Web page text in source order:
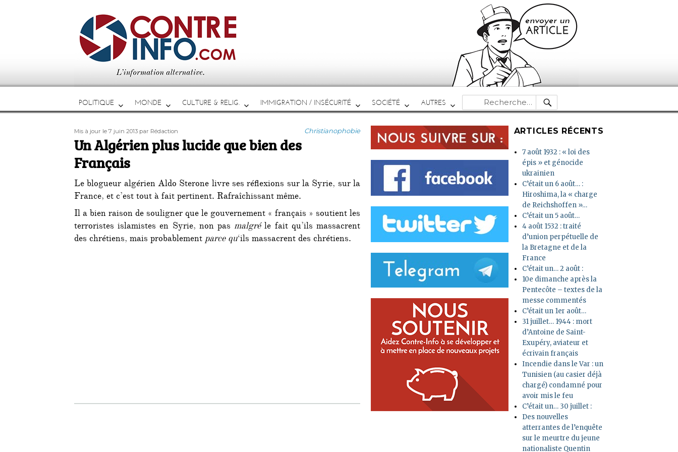
POLITIQUE MONDE CULTURE & RELIG. IMMIGRATION / INSÉCURITÉ SOCIÉTÉ AUTRES
Recherche
pour :
RECHERCHE
Publié
le
Mis à jour le 7 juin 2013 Auteur
par Rédaction Catégories
Christianophobie
Un Algérien plus lucide que bien des
Français
Le blogueur algérien Aldo Sterone livre ses réflexions sur la Syrie, sur la
France, et c’est tout à fait pertinent. Rafraîchissant même.
Il a bien raison de souligner que le gouvernement « français » soutient les
terroristes islamistes en Syrie, non pasmalgréle fait qu’ils massacrent
des chrétiens, mais probablementparce qu‘ils massacrent des chrétiens.
ARTICLES RÉCENTS
7 août 1932 : « loi des
épis » et génocide
ukrainien
C’était un 6 août… :
Hiroshima, la « charge
de Reichshoffen »…
C’était un 5 août…
4 août 1532 : traité
d’union perpétuelle de
la Bretagne et de la
France
C’était un… 2 août :
10e dimanche après la
Pentecôte – textes de la
messe commentés
C’était un 1er août…
31 juillet… 1944 : mort
d’Antoine de Saint-
Exupéry, aviateur et
écrivain français
Incendie dans le Var : un
Tunisien (au casier déjà
chargé) condamné pour
avoir mis le feu
C’était un… 30 juillet :
Des nouvelles
atterrantes de l’enquête
sur le meurtre du jeune
nationaliste Quentin